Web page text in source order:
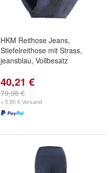
HKM Reithose Jeans,
Stiefelreithose mit Strass,
jeansblau, Vollbesatz
40,21 €
79,95 €
+ 5,90 € Versand